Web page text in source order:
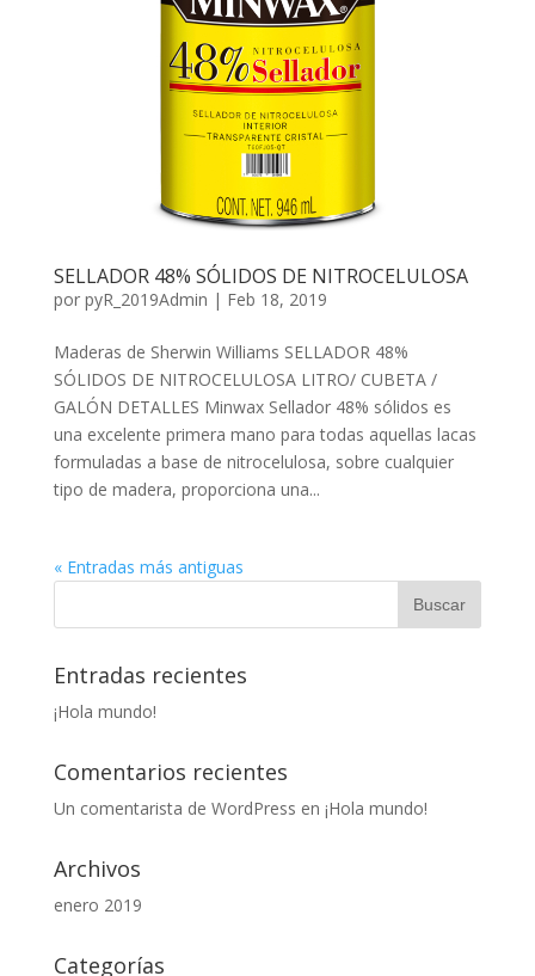
SELLADOR 48% SÓLIDOS DE NITROCELULOSA
por pyR_2019Admin | Feb 18, 2019
Maderas de Sherwin Williams SELLADOR 48%
SÓLIDOS DE NITROCELULOSA LITRO/ CUBETA /
GALÓN DETALLES Minwax Sellador 48% sólidos es
una excelente primera mano para todas aquellas lacas
formuladas a base de nitrocelulosa, sobre cualquier
tipo de madera, proporciona una...
« Entradas más antiguas
Entradas recientes
¡Hola mundo!
Comentarios recientes
Un comentarista de WordPress en ¡Hola mundo!
Archivos
enero 2019
Categorías